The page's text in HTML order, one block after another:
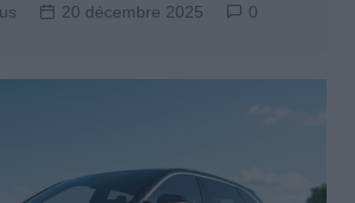
20 décembre 2025 0